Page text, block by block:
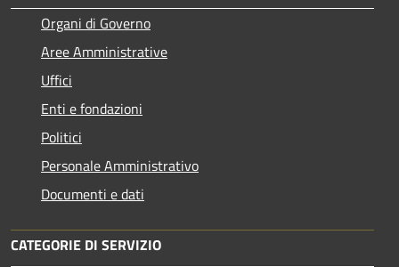
Organi di Governo
Aree Amministrative
Uffici
Enti e fondazioni
Politici
Personale Amministrativo
Documenti e dati
CATEGORIE DI SERVIZIO